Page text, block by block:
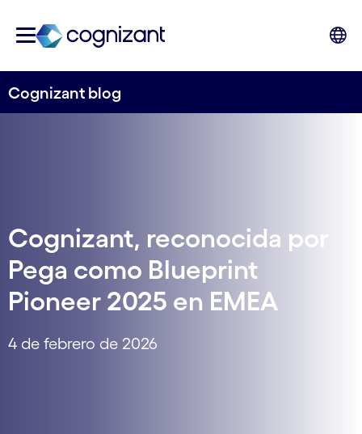
Cognizant blog
Cognizant, reconocida por
Pega como Blueprint
Pioneer 2025 en EMEA
4 de febrero de 2026